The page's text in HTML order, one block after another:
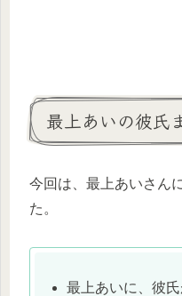
最上あいの彼氏
今回は、最上あいさん
た。
最上あいに、彼